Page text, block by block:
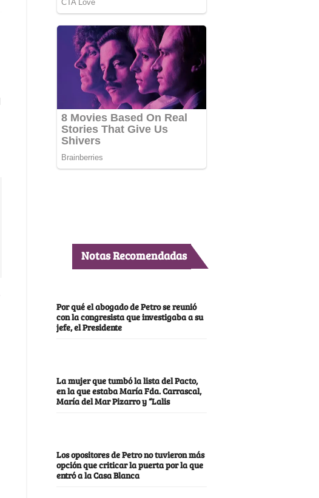
Notas Recomendadas
Por qué el abogado de Petro se reunió
con la congresista que investigaba a su
jefe, el Presidente
La mujer que tumbó la lista del Pacto,
en la que estaba María Fda. Carrascal,
María del Mar Pizarro y “Lalis
Los opositores de Petro no tuvieron más
opción que criticar la puerta por la que
entró a la Casa Blanca